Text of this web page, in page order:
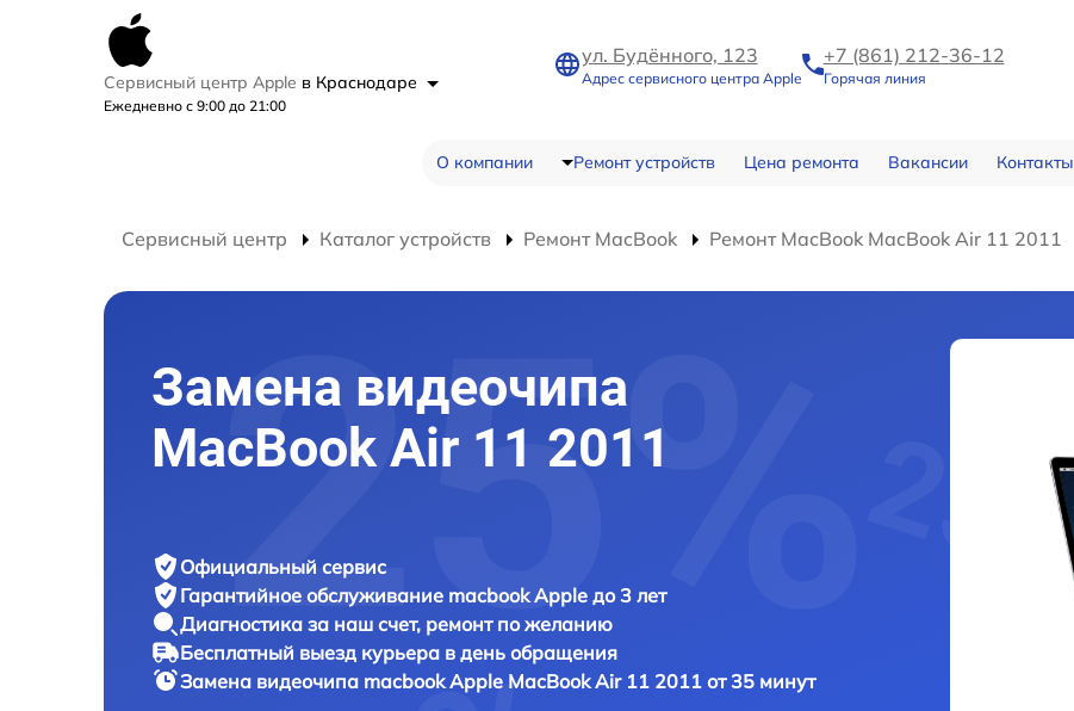
Сервисный центр Apple в Краснодаре
Ежедневно с 9:00 до 21:00
ул. Будённого, 123
Адрес сервисного центра Apple
+7 (861) 212-36-12
Горячая линия
О компании Ремонт устройств Цена ремонта Вакансии Контакты
Сервисный центр Каталог устройств Ремонт MacBook Ремонт MacBook MacBook Air 11 2011
Замена видеочипа
MacBook Air 11 2011
Официальный сервис
Гарантийное обслуживание macbook Apple до 3 лет
Диагностика за наш счет, ремонт по желанию
Бесплатный выезд курьера в день обращения
Замена видеочипа macbookApple MacBook Air 11 2011 от 35 минут